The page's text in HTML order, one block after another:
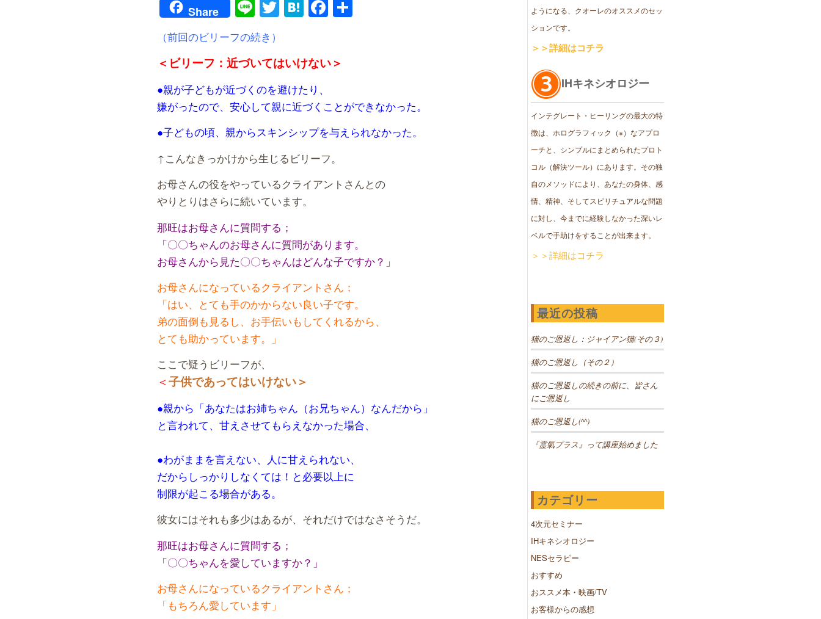
Share LineTwitter
HatenaFacebook
（前回のビリーフの続き）
＜ビリーフ：近づいてはいけない＞
●親が子どもが近づくのを避けたり、
嫌がったので、安心して親に近づくことができなかった。
●子どもの頃、親からスキンシップを与えられなかった。
↑こんなきっかけから生じるビリーフ。
お母さんの役をやっているクライアントさんとの
やりとりはさらに続いています。
那旺はお母さんに質問する；
「〇〇ちゃんのお母さんに質問があります。
お母さんから見た〇〇ちゃんはどんな子ですか？」
お母さんになっているクライアントさん；
「はい、とても手のかからない良い子です。
弟の面倒も見るし、お手伝いもしてくれるから、
とても助かっています。」
ここで疑うビリーフが、
＜子供であってはいけない＞
●親から「あなたはお姉ちゃん（お兄ちゃん）なんだから」
と言われて、甘えさせてもらえなかった場合、
●わがままを言えない、人に甘えられない、
だからしっかりしなくては！と必要以上に
制限が起こる場合がある。
彼女にはそれも多少はあるが、それだけではなさそうだ。
那旺はお母さんに質問する；
「〇〇ちゃんを愛していますか？」
お母さんになっているクライアントさん；
「もちろん愛しています」
ようになる、クオーレのオススメのセッ
ションです。
＞＞詳細はコチラ
IHキネシオロジー
インテグレート・ヒーリングの最大の特
徴は、ホログラフィック（※）なアプロ
ーチと、シンプルにまとめられたプロト
コル（解決ツール）にあります。その独
自のメソッドにより、あなたの身体、感
情、精神、そしてスピリチュアルな問題
に対し、今までに経験しなかった深いレ
ベルで手助けをすることが出来ます。
＞＞詳細はコチラ
最近の投稿
猫のご恩返し：ジャイアン猫(その３)
猫のご恩返し（その２）
猫のご恩返しの続きの前に、皆さん
にご恩返し
猫のご恩返し(^^)
『霊氣プラス』って講座始めました
カテゴリー
4次元セミナー
IHキネシオロジー
NESセラピー
おすすめ
おススメ本・映画/TV
お客様からの感想